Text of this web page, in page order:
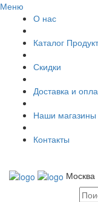
Меню
О нас
Каталог
Скидки
Доставка и
Наши магазины
Контакты
Москва